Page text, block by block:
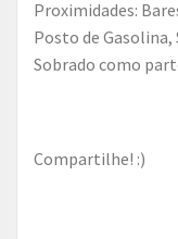
Proximidades:
Posto de Gasolina,
Sobrado como
Compartilhe! :)